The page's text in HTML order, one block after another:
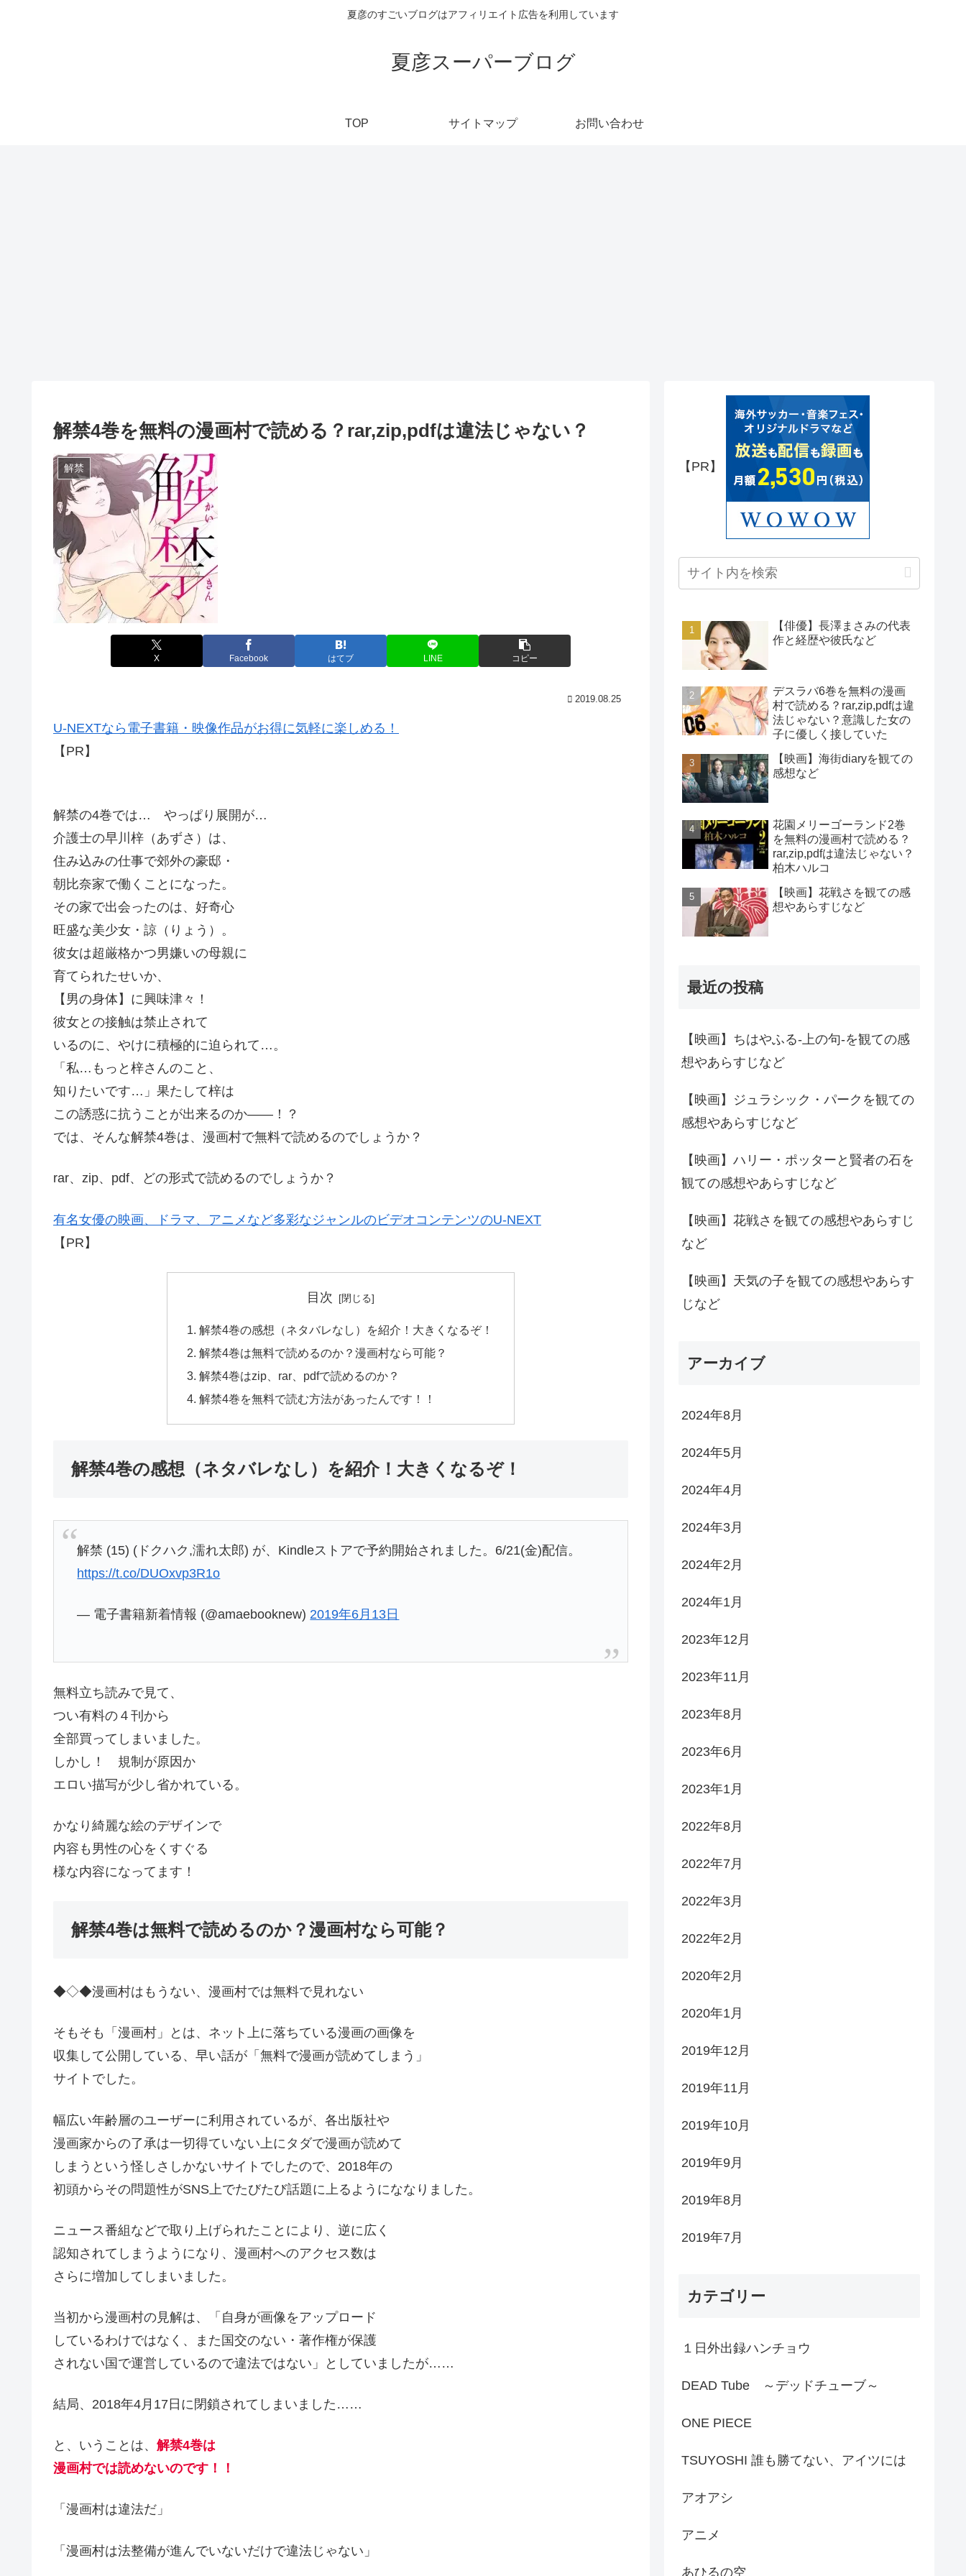
夏彦のすごいブログはアフィリエイト広告を利用しています
夏彦スーパーブログ
TOP サイトマップ お問い合わせ
解禁4巻を無料の漫画村で読める？rar,zip,pdfは違法じゃない？
解禁
X Facebook はてブ LINE コピー
2019.08.25
U-NEXTなら電子書籍・映像作品がお得に気軽に楽しめる！
【PR】
解禁の4巻では… やっぱり展開が…
介護士の早川梓（あずさ）は、
住み込みの仕事で郊外の豪邸・
朝比奈家で働くことになった。
その家で出会ったのは、好奇心
旺盛な美少女・諒（りょう）。
彼女は超厳格かつ男嫌いの母親に
育てられたせいか、
【男の身体】に興味津々！
彼女との接触は禁止されて
いるのに、やけに積極的に迫られて…。
「私…もっと梓さんのこと、
知りたいです…」果たして梓は
この誘惑に抗うことが出来るのか――！？
では、そんな解禁4巻は、漫画村で無料で読めるのでしょうか？
rar、zip、pdf、どの形式で読めるのでしょうか？
有名女優の映画、ドラマ、アニメなど多彩なジャンルのビデオコンテンツのU-NEXT
【PR】
目次
解禁4巻の感想（ネタバレなし）を紹介！大きくなるぞ！
解禁4巻は無料で読めるのか？漫画村なら可能？
解禁4巻はzip、rar、pdfで読めるのか？
解禁4巻を無料で読む方法があったんです！！
解禁4巻の感想（ネタバレなし）を紹介！大きくなるぞ！
解禁 (15) (ドクハク,濡れ太郎) が、Kindleストアで予約開始されました。6/21(金)配信。
https://t.co/DUOxvp3R1o
— 電子書籍新着情報 (@amaebooknew) 2019年6月13日
無料立ち読みで見て、
つい有料の４刊から
全部買ってしまいました。
しかし！ 規制が原因か
エロい描写が少し省かれている。
かなり綺麗な絵のデザインで
内容も男性の心をくすぐる
様な内容になってます！
解禁4巻は無料で読めるのか？漫画村なら可能？
◆◇◆漫画村はもうない、漫画村では無料で見れない
そもそも「漫画村」とは、ネット上に落ちている漫画の画像を
収集して公開している、早い話が「無料で漫画が読めてしまう」
サイトでした。
幅広い年齢層のユーザーに利用されているが、各出版社や
漫画家からの了承は一切得ていない上にタダで漫画が読めて
しまうという怪しさしかないサイトでしたので、2018年の
初頭からその問題性がSNS上でたびたび話題に上るようにななりました。
ニュース番組などで取り上げられたことにより、逆に広く
認知されてしまうようになり、漫画村へのアクセス数は
さらに増加してしまいました。
当初から漫画村の見解は、「自身が画像をアップロード
しているわけではなく、また国交のない・著作権が保護
されない国で運営しているので違法ではない」としていましたが……
結局、2018年4月17日に閉鎖されてしまいました……
と、いうことは、 解禁4巻は
漫画村では読めないのです！！
「漫画村は違法だ」
「漫画村は法整備が進んでいないだけで違法じゃない」
【PR】
【俳優】長澤まさみの代表
作と経歴や彼氏など
デスラバ6巻を無料の漫画
村で読める？rar,zip,pdfは違
法じゃない？意識した女の
子に優しく接していた
【映画】海街diaryを観ての
感想など
花園メリーゴーランド2巻
を無料の漫画村で読める？
rar,zip,pdfは違法じゃない？
柏木ハルコ
【映画】花戦さを観ての感
想やあらすじなど
最近の投稿
【映画】ちはやふる-上の句-を観ての感
想やあらすじなど
【映画】ジュラシック・パークを観ての
感想やあらすじなど
【映画】ハリー・ポッターと賢者の石を
観ての感想やあらすじなど
【映画】花戦さを観ての感想やあらすじ
など
【映画】天気の子を観ての感想やあらす
じなど
アーカイブ
2024年8月
2024年5月
2024年4月
2024年3月
2024年2月
2024年1月
2023年12月
2023年11月
2023年8月
2023年6月
2023年1月
2022年8月
2022年7月
2022年3月
2022年2月
2020年2月
2020年1月
2019年12月
2019年11月
2019年10月
2019年9月
2019年8月
2019年7月
カテゴリー
１日外出録ハンチョウ
DEAD Tube ～デッドチューブ～
ONE PIECE
TSUYOSHI 誰も勝てない、アイツには
アオアシ
アニメ
あひるの空